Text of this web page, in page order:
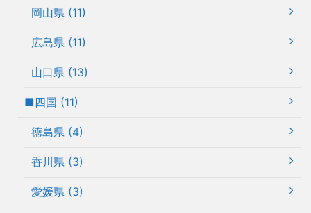
岡山県 (11)
広島県 (11)
山口県 (13)
■四国 (11)
徳島県 (4)
香川県 (3)
愛媛県 (3)